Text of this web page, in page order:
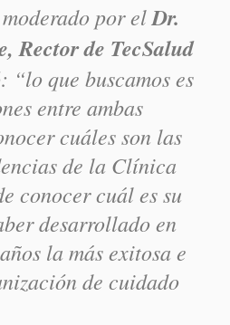
por elDr.
Rector de TecSalud
“lo que buscamos es
entre ambas
cuáles son las
de la Clínica
conocer cuál es su
desarrollado en
la más exitosa e
de cuidado